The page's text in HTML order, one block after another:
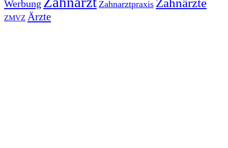
Werbung Zahnarztpraxis
ZMVZ Ärzte